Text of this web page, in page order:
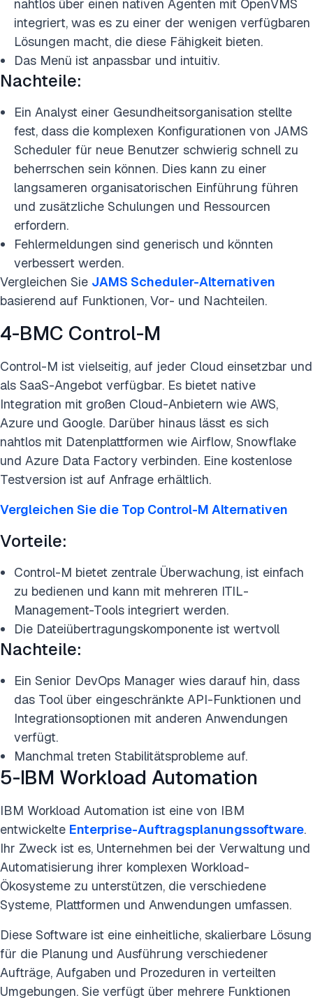
nahtlos über einen nativen Agenten mit OpenVMS
integriert, was es zu einer der wenigen verfügbaren
Lösungen macht, die diese Fähigkeit bieten.
Das Menü ist anpassbar und intuitiv.
Nachteile:
Ein Analyst einer Gesundheitsorganisation stellte
fest, dass die komplexen Konfigurationen von JAMS
Scheduler für neue Benutzer schwierig schnell zu
beherrschen sein können. Dies kann zu einer
langsameren organisatorischen Einführung führen
und zusätzliche Schulungen und Ressourcen
erfordern.
Fehlermeldungen sind generisch und könnten
verbessert werden.
Vergleichen Sie JAMS Scheduler-Alternativen
basierend auf Funktionen, Vor- und Nachteilen.
4-BMC Control-M
Control-M ist vielseitig, auf jeder Cloud einsetzbar und
als SaaS-Angebot verfügbar. Es bietet native
Integration mit großen Cloud-Anbietern wie AWS,
Azure und Google. Darüber hinaus lässt es sich
nahtlos mit Datenplattformen wie Airflow, Snowflake
und Azure Data Factory verbinden. Eine kostenlose
Testversion ist auf Anfrage erhältlich.
Vergleichen Sie die Top Control-M Alternativen
Vorteile:
Control-M bietet zentrale Überwachung, ist einfach
zu bedienen und kann mit mehreren ITIL-
Management-Tools integriert werden.
Die Dateiübertragungskomponente ist wertvoll
Nachteile:
Ein Senior DevOps Manager wies darauf hin, dass
das Tool über eingeschränkte API-Funktionen und
Integrationsoptionen mit anderen Anwendungen
verfügt.
Manchmal treten Stabilitätsprobleme auf.
5-IBM Workload Automation
IBM Workload Automation ist eine von IBM
entwickelte Enterprise-Auftragsplanungssoftware.
Ihr Zweck ist es, Unternehmen bei der Verwaltung und
Automatisierung ihrer komplexen Workload-
Ökosysteme zu unterstützen, die verschiedene
Systeme, Plattformen und Anwendungen umfassen.
Diese Software ist eine einheitliche, skalierbare Lösung
für die Planung und Ausführung verschiedener
Aufträge, Aufgaben und Prozeduren in verteilten
Umgebungen. Sie verfügt über mehrere Funktionen